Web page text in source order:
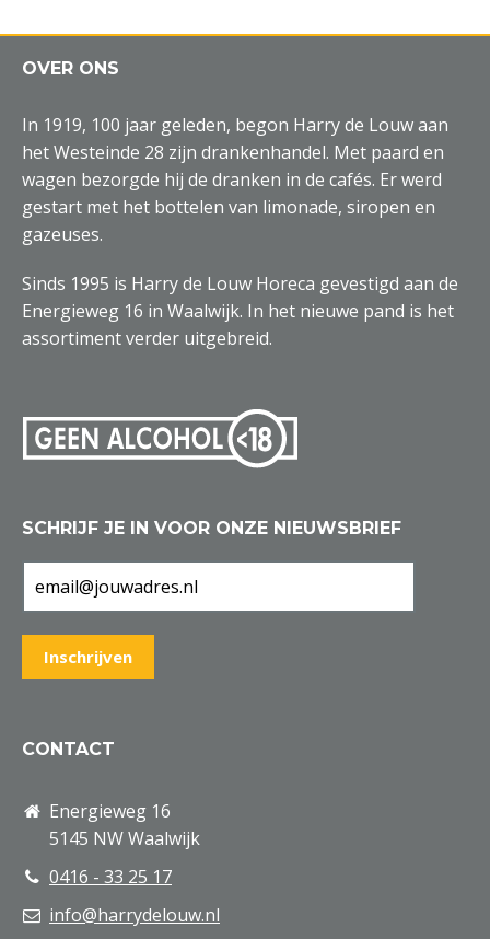
OVER ONS
In 1919, 100 jaar geleden, begon Harry de Louw aan
het Westeinde 28 zijn drankenhandel. Met paard en
wagen bezorgde hij de dranken in de cafés. Er werd
gestart met het bottelen van limonade, siropen en
gazeuses.
Sinds 1995 is Harry de Louw Horeca gevestigd aan de
Energieweg 16 in Waalwijk. In het nieuwe pand is het
assortiment verder uitgebreid.
SCHRIJF JE IN VOOR ONZE NIEUWSBRIEF
CONTACT
Energieweg 16
5145 NW Waalwijk
0416 - 33 25 17
info@harrydelouw.nl